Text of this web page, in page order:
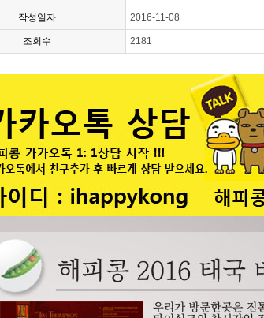
작성일자 2016-11-08
조회수 2181